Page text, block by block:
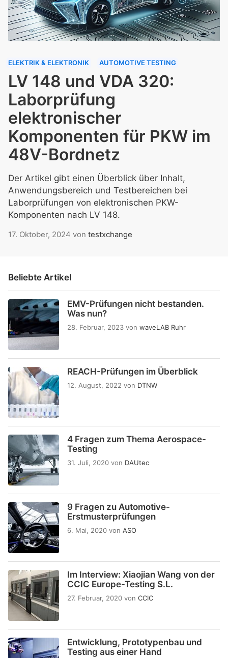
ELEKTRIK & ELEKTRONIK AUTOMOTIVE TESTING
LV 148 und VDA 320:
Laborprüfung
elektronischer
Komponenten für PKW im
48V-Bordnetz
Der Artikel gibt einen Überblick über Inhalt,
Anwendungsbereich und Testbereichen bei
Laborprüfungen von elektronischen PKW-
Komponenten nach LV 148.
17. Oktober, 2024 von testxchange
Beliebte Artikel
EMV-Prüfungen nicht bestanden.
Was nun?
28. Februar, 2023 von waveLAB Ruhr
REACH-Prüfungen im Überblick
12. August, 2022 von DTNW
4 Fragen zum Thema Aerospace-
Testing
31. Juli, 2020 von DAUtec
9 Fragen zu Automotive-
Erstmusterprüfungen
6. Mai, 2020 von ASO
Im Interview: Xiaojian Wang von der
CCIC Europe-Testing S.L.
27. Februar, 2020 von CCIC
Entwicklung, Prototypenbau und
Testing aus einer Hand